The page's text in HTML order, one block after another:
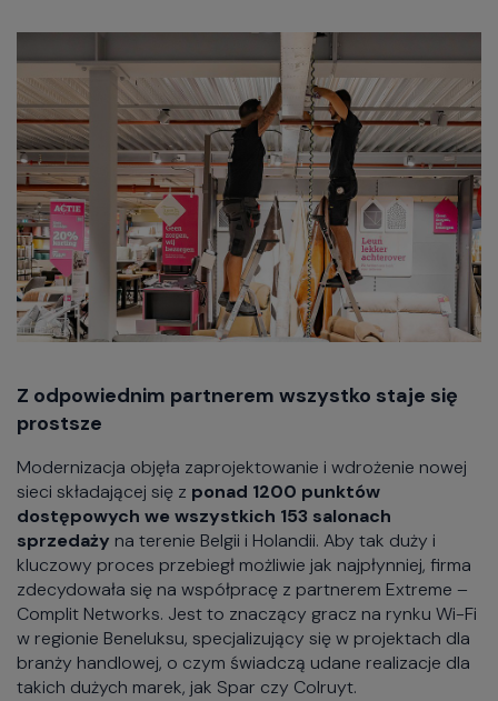
Z odpowiednim partnerem wszystko staje się
prostsze
Modernizacja objęła zaprojektowanie i wdrożenie nowej
sieci składającej się z ponad 1200 punktów
dostępowych we wszystkich 153 salonach
sprzedaży na terenie Belgii i Holandii. Aby tak duży i
kluczowy proces przebiegł możliwie jak najpłynniej, firma
zdecydowała się na współpracę z partnerem Extreme –
Complit Networks. Jest to znaczący gracz na rynku Wi-Fi
w regionie Beneluksu, specjalizujący się w projektach dla
branży handlowej, o czym świadczą udane realizacje dla
takich dużych marek, jak Spar czy Colruyt.